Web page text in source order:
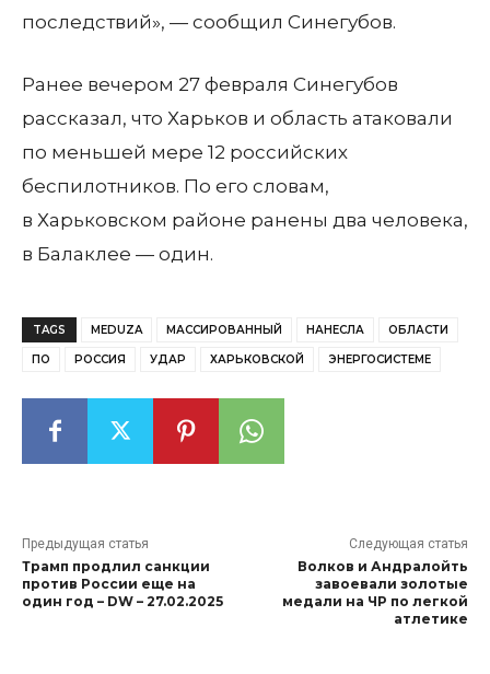
последствий», — сообщил Синегубов.
Ранее вечером 27 февраля Синегубов
рассказал, что Харьков и область атаковали
по меньшей мере 12 российских
беспилотников. По его словам,
в Харьковском районе ранены два человека,
в Балаклее — один.
TAGS MEDUZA МАССИРОВАННЫЙ НАНЕСЛА ОБЛАСТИ
ПО РОССИЯ УДАР ХАРЬКОВСКОЙ ЭНЕРГОСИСТЕМЕ
Предыдущая статья
Трамп продлил санкции
против России еще на
один год – DW – 27.02.2025
Следующая статья
Волков и Андралойть
завоевали золотые
медали на ЧР по легкой
атлетике